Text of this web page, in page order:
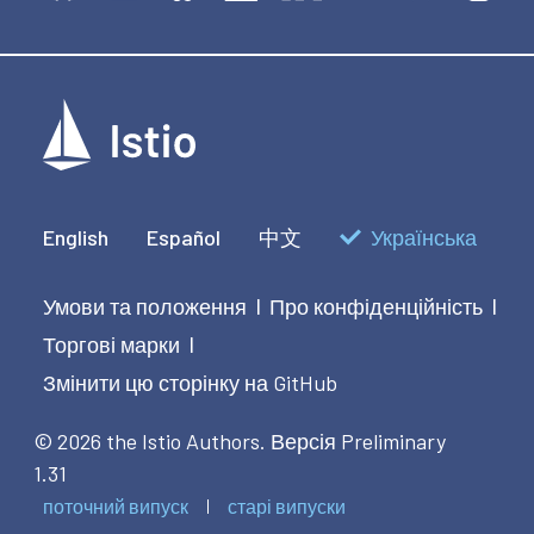
    nodePort: 32028
    protocol: TCP
    targetPort: 15443
  selector:
  sessionAffinity: None
  type: LoadBalancer
English Español 中文 Українська
Умови та положення | Про конфіденційність |
Торгові марки |
Змінити цю сторінку на GitHub
© 2026 the Istio Authors. Версія Preliminary
1.31
поточний випуск старі випуски